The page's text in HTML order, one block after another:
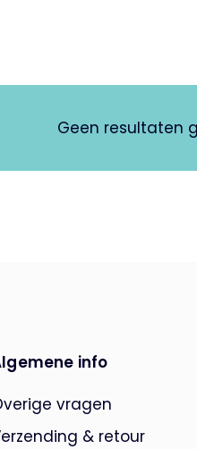
Geen resultaten
info
vragen
& retour